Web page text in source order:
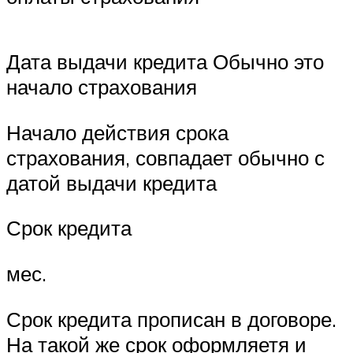
Дата выдачи кредита Обычно это
начало страхования
Начало действия срока
страхования, совпадает обычно с
датой выдачи кредита
Срок кредита
мес.
Срок кредита прописан в договоре.
На такой же срок оформляетя и